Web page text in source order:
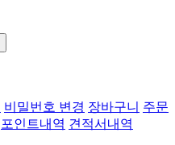
비밀번호 변경 장바구니 주문
포인트내역 견적서내역